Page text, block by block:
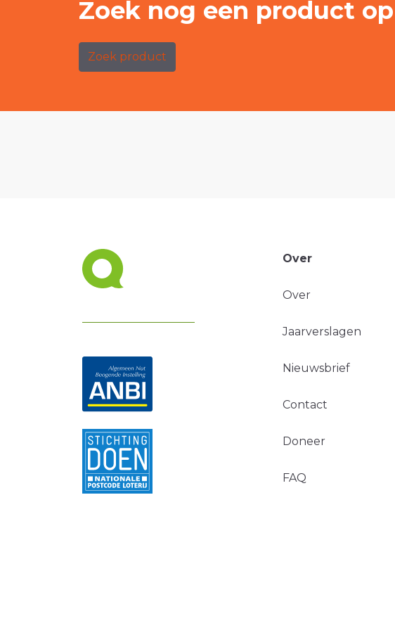
Zoek nog een product op
Zoek product
Over
Over
Jaarverslagen
Nieuwsbrief
Contact
Doneer
FAQ